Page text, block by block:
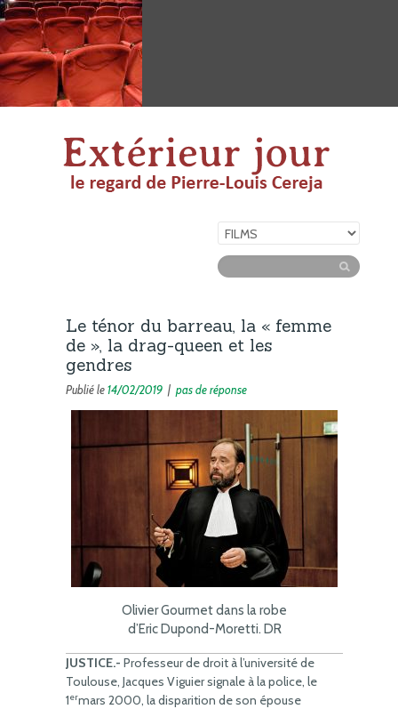
Le ténor du barreau, la « femme
de », la drag-queen et les
gendres
Publié le14/02/2019 | pas de réponse
Olivier Gourmet dans la robe
d’Eric Dupond-Moretti. DR
JUSTICE.- Professeur de droit à l’université de
Toulouse, Jacques Viguier signale à la police, le
1ermars 2000, la disparition de son épouse